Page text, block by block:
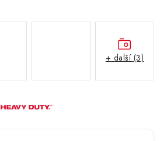
+ další (3)